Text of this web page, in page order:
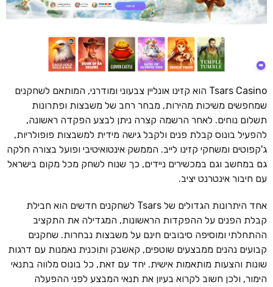
Tsars Casino הוא קזינו אונליין צבעוני ומודרני, המותאם לשחקנים
שמחפשים משיכות מהירות, מבחר רחב של משבצות ופתרונות
תשלום נוחים. לאחר הרשמה קצרה ניתן לבצע הפקדה ראשונה,
להפעיל בונוס קבלת פנים ולקבל גישה מידית למשבצות פופולריות,
ג'קפוטים ומשחקי קזינו לייב. הממשק אינטואיטיבי ופועל בצורה חלקה
גם במחשב וגם במכשירים ניידים, כך שנוח לשחק מכל מקום בישראל
עם חיבור אינטרנט יציב.
אחד היתרונות הגדולים של Tsars לשחקנים חדשים הוא חבילת
קבלת הפנים על ההפקדות הראשונות, המגדילה את התקציב
ההתחלתי ומוסיפה סיבובים חינם על משבצות נבחרות. שחקנים
קבועים נהנים ממבצעים שוטפים, קאשבק ותוכנית נאמנות עם דרגות
שונות והצעות מותאמות אישית. יחד עם זאת, כל בונוס מלווה בתנאי
הימור, ולכן חשוב לקרוא בעיון את תנאי המבצע לפני ההפעלה